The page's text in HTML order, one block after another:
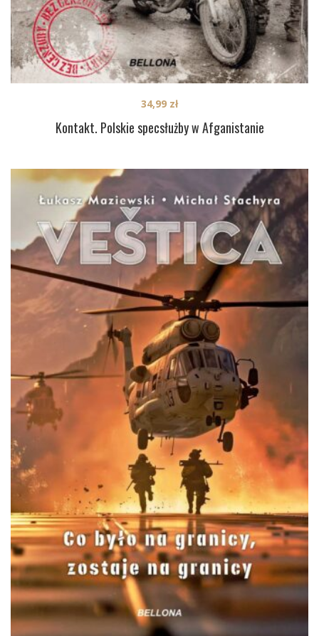
Kontakt. Polskie specsłużby w Afganistanie
34,99 zł